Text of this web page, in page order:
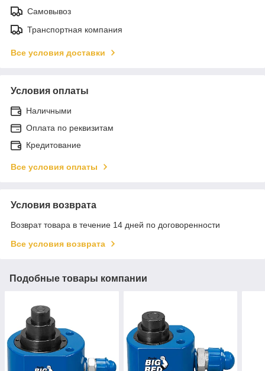
Самовывоз
Транспортная компания
Все условия доставки
Условия оплаты
Наличными
Оплата по реквизитам
Кредитование
Все условия оплаты
Условия возврата
Возврат товара в течение 14 дней по договоренности
Все условия возврата
Подобные товары компании